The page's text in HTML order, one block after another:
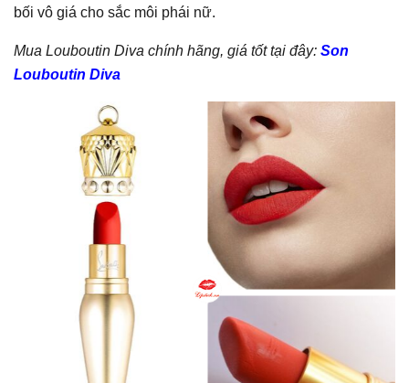
bối vô giá cho sắc môi phái nữ.
Mua Louboutin Diva chính hãng, giá tốt tại đây: Son
Louboutin Diva